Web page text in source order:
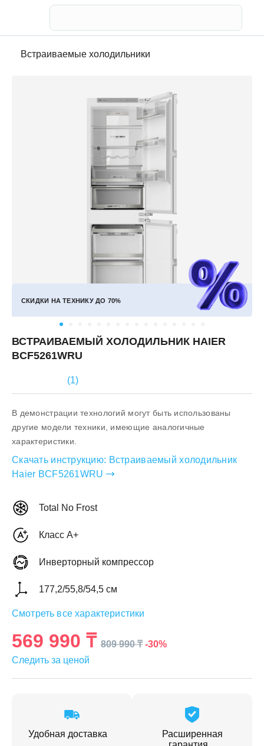
на товары
упаковки
к выбору
Выберите свою стирально-сушильную
Встраиваемые холодильники
ВСТРАИВАЕМЫЙ ХОЛОДИЛЬНИК HAIER
BCF5261WRU
(1)
СКИДКИ НА ТЕХНИКУ ДО 70%
В демонстрации технологий могут быть использованы
другие модели техники, имеющие аналогичные
характеристики.
Скачать инструкцию: Встраиваемый холодильник
Haier BCF5261WRU
Total No Frost
Класс A+
Инверторный компрессор
177,2/55,8/54,5 см
Смотреть все характеристики
569 990 ₸ 809 990 ₸ -30%
Следить за ценой
Удобная доставка
Расширенная